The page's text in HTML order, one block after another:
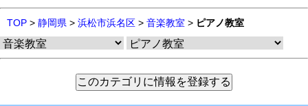
TOP > 静岡県 > 浜松市浜名区 > 音楽教室 > ピアノ教室